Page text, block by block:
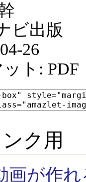
ビ出版
26
ト: PDF
ク用
画が作